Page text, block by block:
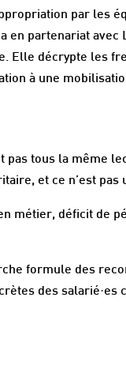
par les
partenariat avec
Elle décrypte les
à une
pas tous la même
et ce n’est pas
métier, déficit de
formule des
des salarié·es